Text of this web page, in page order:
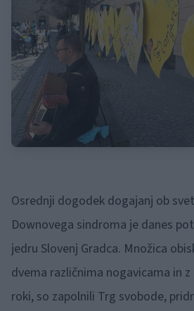
Osrednji dogodek dogajanj ob
Downovega sindroma je danes
jedru Slovenj Gradca. Množica
dvema različnima nogavicama in
roki, so zapolnili Trg svobode,